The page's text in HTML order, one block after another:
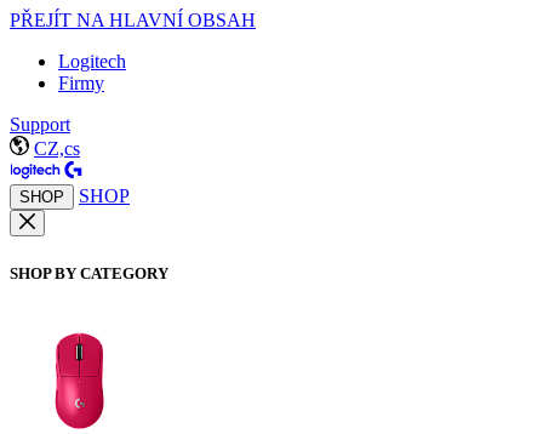
PŘEJÍT NA HLAVNÍ OBSAH
Logitech
Firmy
Support
CZ,cs
SHOP SHOP
SHOP BY CATEGORY